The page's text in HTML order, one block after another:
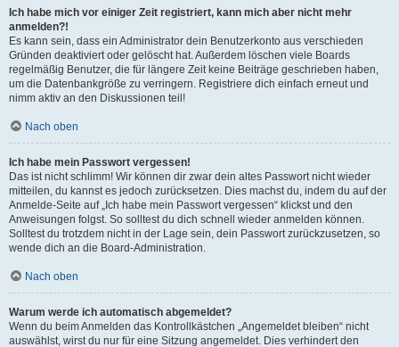
Ich habe mich vor einiger Zeit registriert, kann mich aber nicht mehr
anmelden?!
Es kann sein, dass ein Administrator dein Benutzerkonto aus verschieden
Gründen deaktiviert oder gelöscht hat. Außerdem löschen viele Boards
regelmäßig Benutzer, die für längere Zeit keine Beiträge geschrieben haben,
um die Datenbankgröße zu verringern. Registriere dich einfach erneut und
nimm aktiv an den Diskussionen teil!
Nach oben
Ich habe mein Passwort vergessen!
Das ist nicht schlimm! Wir können dir zwar dein altes Passwort nicht wieder
mitteilen, du kannst es jedoch zurücksetzen. Dies machst du, indem du auf der
Anmelde-Seite auf „Ich habe mein Passwort vergessen“ klickst und den
Anweisungen folgst. So solltest du dich schnell wieder anmelden können.
Solltest du trotzdem nicht in der Lage sein, dein Passwort zurückzusetzen, so
wende dich an die Board-Administration.
Nach oben
Warum werde ich automatisch abgemeldet?
Wenn du beim Anmelden das Kontrollkästchen „Angemeldet bleiben“ nicht
auswählst, wirst du nur für eine Sitzung angemeldet. Dies verhindert den